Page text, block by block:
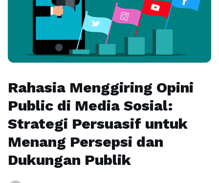
Rahasia Menggiring Opini
Public di Media Sosial:
Strategi Persuasif untuk
Menang Persepsi dan
Dukungan Publik